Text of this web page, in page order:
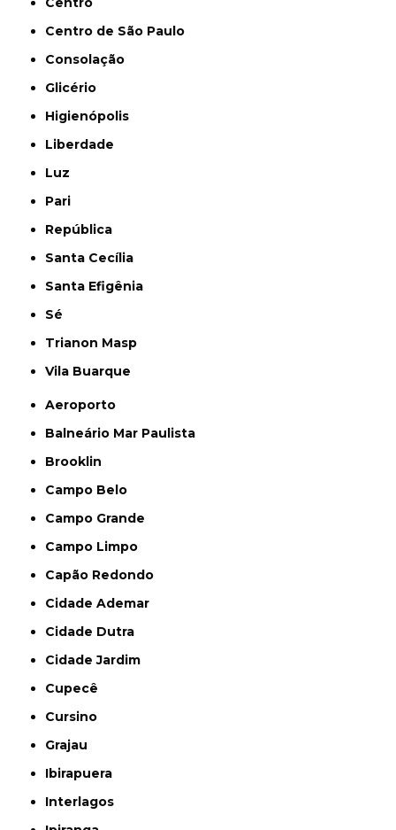
Centro de São Paulo
Consolação
Glicério
Higienópolis
Liberdade
Luz
Pari
República
Santa Cecília
Santa Efigênia
Sé
Trianon Masp
Vila Buarque
Aeroporto
Balneário Mar Paulista
Brooklin
Campo Belo
Campo Grande
Campo Limpo
Capão Redondo
Cidade Ademar
Cidade Dutra
Cidade Jardim
Cupecê
Cursino
Grajau
Ibirapuera
Interlagos